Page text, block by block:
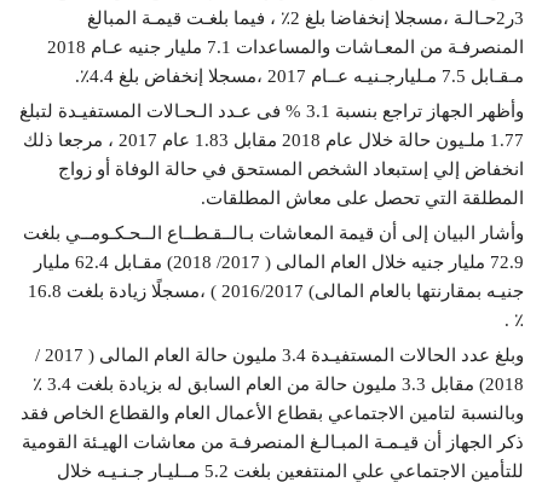
3ر2حـالـة ،مسجلا إنخفاضا بلغ 2٪ ، فيما بلغـت قيمـة المبالغ
المنصرفـة من المعـاشات والمساعدات 7.1 مليار جنيه عـام 2018
مـقـابل 7.5 مـليارجـنيـه عــام 2017 ،مسجلا إنخفاض بلغ 4.4٪.
وأظهر الجهاز تراجع بنسبة 3.1 % فى عـدد الـحـالات المستفيـدة لتبلغ
1.77 ملـيون حالة خلال عام 2018 مقابل 1.83 عام 2017 ، مرجعا ذلك
انخفاض إلي إستبعاد الشخص المستحق في حالة الوفاة أو زواج
المطلقة التي تحصل على معاش المطلقات.
وأشار البيان إلى أن قيمة المعاشات بـالــقـطــاع الــحـكـومــي بلغت
72.9 مليار جنيه خلال العام المالى ( 2017/ 2018) مقـابل 62.4 مليار
جنيـه بمقارنتها بالعام المالى) 2016/2017 ) ،مسجلًا زيادة بلغت 16.8
٪ .
وبلغ عدد الحالات المستفيـدة 3.4 مليون حالة العام المالى ( 2017 /
2018) مقابل 3.3 مليون حالة من العام السابق له بزيادة بلغت 3.4 ٪
وبالنسبة لتامين الاجتماعي بقطاع الأعمال العام والقطاع الخاص فقد
ذكر الجهاز أن قيـمـة المبـالـغ المنصرفـة من معاشات الهيـئة القومية
للتأمين الاجتماعي علي المنتفعين بلغت 5.2 مــليـار جـنـيـه خلال